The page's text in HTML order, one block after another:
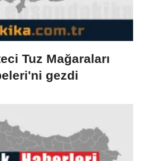
Tuz Mağaraları
gezdi